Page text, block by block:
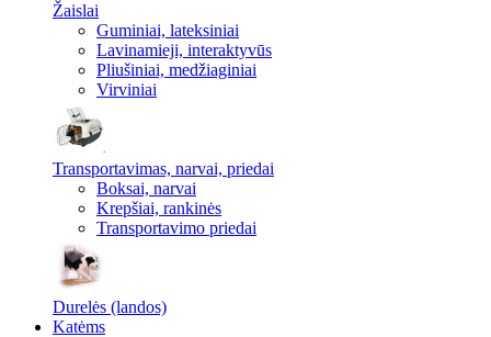
Žaislai
Guminiai, lateksiniai
Lavinamieji, interaktyvūs
Pliušiniai, medžiaginiai
Virviniai
Transportavimas, narvai, priedai
Boksai, narvai
Krepšiai, rankinės
Transportavimo priedai
Durelės (landos)
Katėms